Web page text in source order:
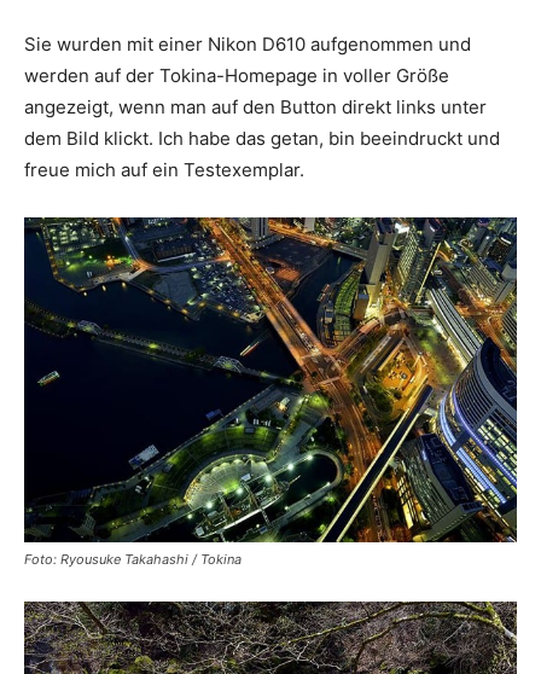
Sie wurden mit einer Nikon D610 aufgenommen und
werden auf der Tokina-Homepage in voller Größe
angezeigt, wenn man auf den Button direkt links unter
dem Bild klickt. Ich habe das getan, bin beeindruckt und
freue mich auf ein Testexemplar.
Foto: Ryousuke Takahashi / Tokina